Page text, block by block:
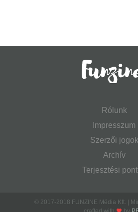
Rólunk
Impresszum
Szerzői jogok
Archív
Terjesztési
© 2017-2018 FUNZINE Média Kft. |